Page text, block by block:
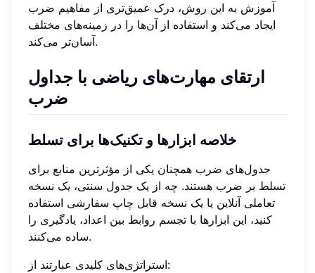
آموزش به این روش، درک عمیق‌تری از مفاهیم ضرب
ایجاد می‌کند و استفاده از آن‌ها را در زمینه‌های مختلف
آسان‌تر می‌کند.
ارتقای مهارت‌های ریاضی با جداول
ضرب
خلاصه ابزارها و تکنیک‌ها برای تسلط
جدول‌های ضرب همچنان یکی از مؤثرترین منابع برای
تسلط بر ضرب هستند. چه از یک جدول سنتی، یک نسخه
تعاملی آنلاین یا یک نسخه قابل چاپ سفارشی استفاده
کنید، این ابزارها با تجسم روابط بین اعداد، یادگیری را
ساده می‌کنند.
استراتژی‌های کلیدی عبارتند از: